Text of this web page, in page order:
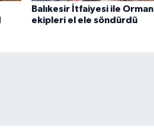
Balıkesir İtfaiyesi ile Orman
ekipleri el ele söndürdü